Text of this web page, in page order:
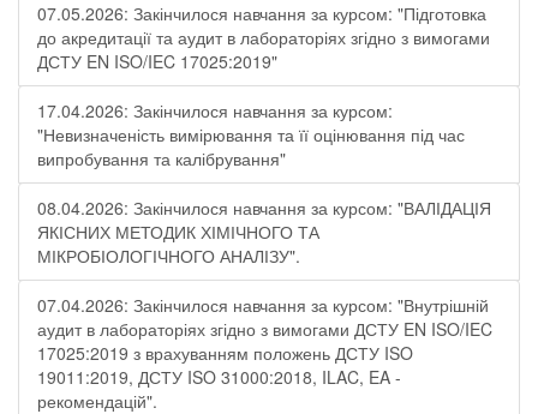
07.05.2026: Закінчилося навчання за курсом: "Підготовка
до акредитації та аудит в лабораторіях згідно з вимогами
ДСТУ EN ISO/IEC 17025:2019"
17.04.2026: Закінчилося навчання за курсом:
"Невизначеність вимірювання та її оцінювання під час
випробування та калібрування"
08.04.2026: Закінчилося навчання за курсом: "ВАЛІДАЦІЯ
ЯКІСНИХ МЕТОДИК ХІМІЧНОГО ТА
МІКРОБІОЛОГІЧНОГО АНАЛІЗУ".
07.04.2026: Закінчилося навчання за курсом: "Внутрішній
аудит в лабораторіях згідно з вимогами ДСТУ EN ISO/IEC
17025:2019 з врахуванням положень ДСТУ ISO
19011:2019, ДСТУ ISO 31000:2018, ILAC, EA -
рекомендацій".